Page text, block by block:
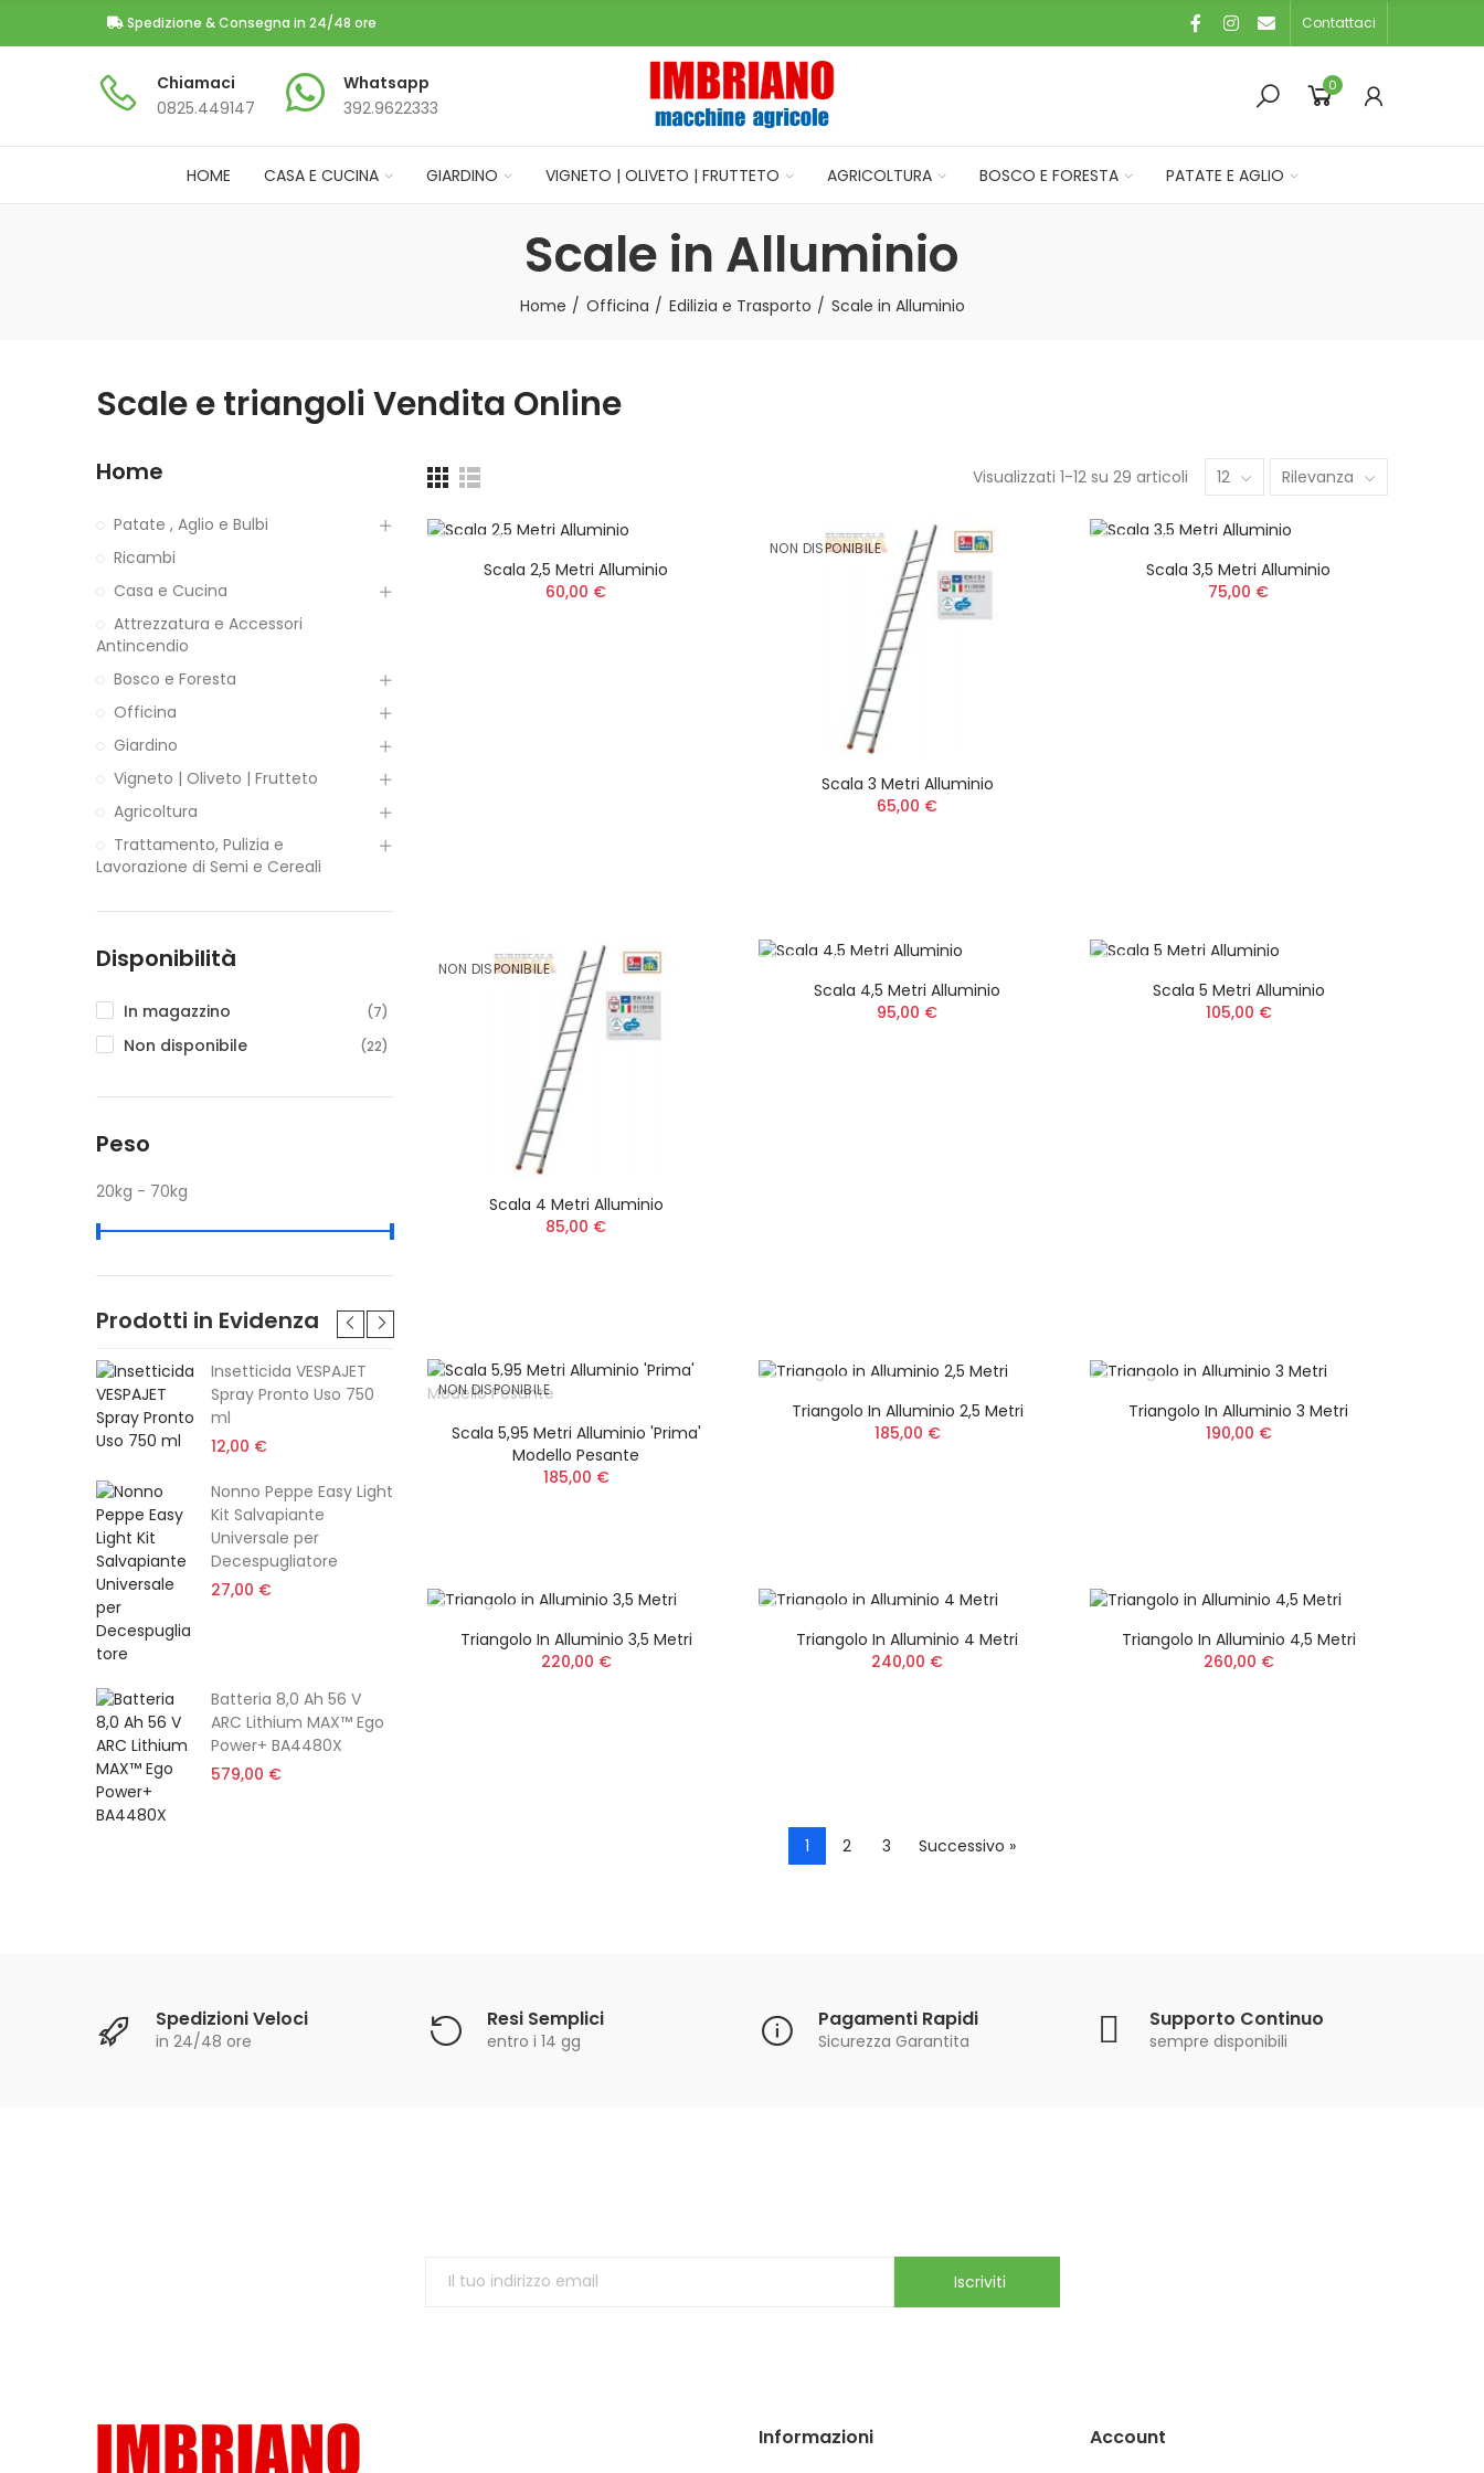
Spedizione & Consegna in 24/48 ore Contattaci
Chiamaci
0825.449147​
Whatsapp
392.9622333
0
HOME CASA E CUCINA GIARDINO VIGNETO | OLIVETO | FRUTTETO AGRICOLTURA BOSCO E FORESTA PATATE E AGLIO
Scale in Alluminio
Home Officina Edilizia e Trasporto Scale in Alluminio
Scale e triangoli Vendita Online
Visualizzati 1-12 su 29 articoli 12 Rilevanza
Scala 2,5 Metri Alluminio
60,00 €
NON DISPONIBILE
Scala 3 Metri Alluminio
65,00 €
Scala 3,5 Metri Alluminio
75,00 €
NON DISPONIBILE
Scala 4 Metri Alluminio
85,00 €
Scala 4,5 Metri Alluminio
95,00 €
Scala 5 Metri Alluminio
105,00 €
NON DISPONIBILE
Scala 5,95 Metri Alluminio 'Prima'
Modello Pesante
185,00 €
Triangolo In Alluminio 2,5 Metri
185,00 €
Triangolo In Alluminio 3 Metri
190,00 €
Triangolo In Alluminio 3,5 Metri
220,00 €
Triangolo In Alluminio 4 Metri
240,00 €
Triangolo In Alluminio 4,5 Metri
260,00 €
1 2 3 Successivo »
Home
Patate , Aglio e Bulbi
Ricambi
Casa e Cucina
Attrezzatura e Accessori
Antincendio
Bosco e Foresta
Officina
Giardino
Vigneto | Oliveto | Frutteto
Agricoltura
Trattamento, Pulizia e
Lavorazione di Semi e Cereali
Disponibilità
In magazzino (7)
Non disponibile (22)
Peso
20kg - 70kg
Prodotti in Evidenza
Insetticida VESPAJET
Spray Pronto Uso 750
ml
12,00 €
Nonno Peppe Easy Light
Kit Salvapiante
Universale per
Decespugliatore
27,00 €
Batteria 8,0 Ah 56 V
ARC Lithium MAX™ Ego
Power+ BA4480X
579,00 €
Flessibile Adattabile
Decespugliatore Stihl
41477113300
35,00 €
Insetticida VESPAJET
ml
12,00 €
Batteria 8,0 Ah 56 V
Spedizioni Veloci
in 24/48 ore
Resi Semplici
entro i 14 gg
Pagamenti Rapidi
Sicurezza Garantita
Supporto Continuo
sempre disponibili
Iscriviti
Informazioni Account